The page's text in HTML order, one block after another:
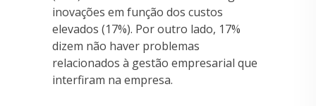
inovações em função dos custos
elevados (17%). Por outro lado, 17%
dizem não haver problemas
relacionados à gestão empresarial que
interfiram na empresa.